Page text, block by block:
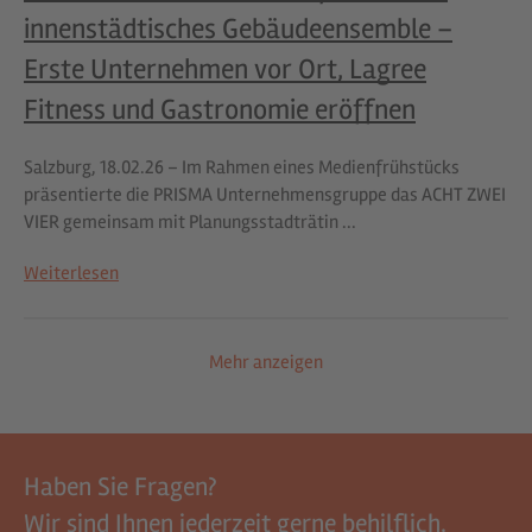
innenstädtisches Gebäudeensemble –
Erste Unternehmen vor Ort, Lagree
Fitness und Gastronomie eröffnen
Salzburg, 18.02.26 – Im Rahmen eines Medienfrühstücks
präsentierte die PRISMA Unternehmensgruppe das ACHT ZWEI
VIER gemeinsam mit Planungsstadträtin ...
Weiterlesen
Mehr anzeigen
Haben Sie Fragen?
Wir sind Ihnen jederzeit gerne behilflich.